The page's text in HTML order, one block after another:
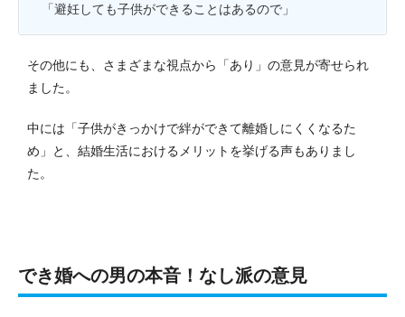
「避妊しても子供ができることはあるので」
その他にも、さまざまな視点から「あり」の意見が寄せられ
ました。
中には「子供がきっかけで絆ができて離婚しにくくなるた
め」と、結婚生活におけるメリットを挙げる声もありまし
た。
でき婚への男の本音！なし派の意見